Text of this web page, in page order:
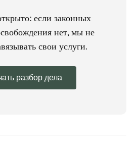
если законных
нет, мы не
свои услуги.
разбор дела